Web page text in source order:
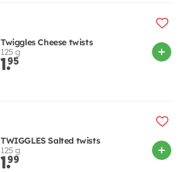
Twiggles Cheese twists
125 g
1.95
TWIGGLES Salted twists
125 g
1.99